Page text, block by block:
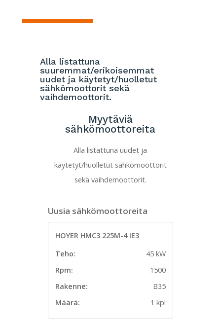
Alla listattuna
suuremmat/erikoisemmat
uudet ja käytetyt/huolletut
sähkömoottorit sekä
vaihdemoottorit.
Myytäviä
sähkömoottoreita
Alla listattuna uudet ja
käytetyt/huolletut sähkömoottorit
sekä vaihdemoottorit.
Uusia sähkömoottoreita
HOYER HMC3 225M-4 IE3
Teho:
45 kW
Rpm:
1500
Rakenne:
B35
Määrä:
1 kpl